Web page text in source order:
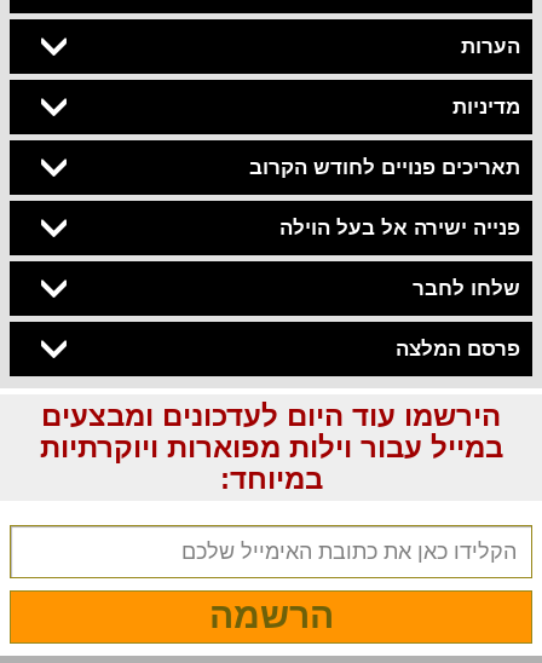
הערות
מדיניות
תאריכים פנויים לחודש הקרוב
פנייה ישירה אל בעל הוילה
שלחו לחבר
פרסם המלצה
הירשמו עוד היום לעדכונים ומבצעים
במייל עבור וילות מפוארות ויוקרתיות
במיוחד:
הרשמה